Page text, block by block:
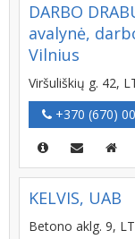
DARBO
avalynė,
Vilnius
Viršuliškių g. 42,
+370 (670)
KELVIS, UAB
Betono aklg. 9,